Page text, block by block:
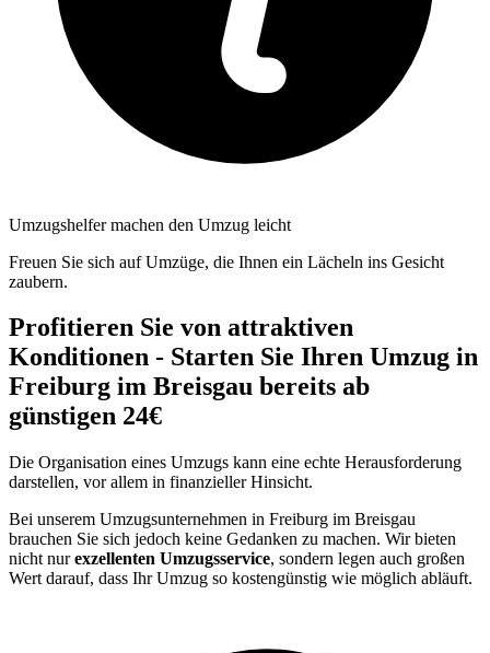
Umzugshelfer machen den Umzug leicht
Freuen Sie sich auf Umzüge, die Ihnen ein Lächeln ins Gesicht
zaubern.
Profitieren Sie von attraktiven
Konditionen - Starten Sie Ihren Umzug in
Freiburg im Breisgau bereits ab
günstigen 24€
Die Organisation eines Umzugs kann eine echte Herausforderung
darstellen, vor allem in finanzieller Hinsicht.
Bei unserem Umzugsunternehmen in Freiburg im Breisgau
brauchen Sie sich jedoch keine Gedanken zu machen. Wir bieten
nicht nurexzellenten Umzugsservice, sondern legen auch großen
Wert darauf, dass Ihr Umzug so kostengünstig wie möglich abläuft.